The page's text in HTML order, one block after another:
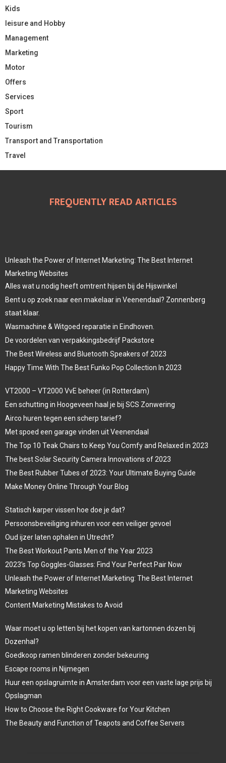
Kids
leisure and Hobby
Management
Marketing
Motor
Offers
Services
Sport
Tourism
Transport and Transportation
Travel
FREQUENTLY READ ARTICLES
Unleash the Power of Internet Marketing: The Best Internet
Marketing Websites
Alles wat u nodig heeft omtrent hijsen bij de Hijswinkel
Bent u op zoek naar een makelaar in Veenendaal? Zonnenberg
staat klaar.
Wasmachine & Witgoed reparatie in Eindhoven.
De voordelen van verpakkingsbedrijf Packstore
The Best Wireless and Bluetooth Speakers of 2023
Happy Time With The Best Funko Pop Collection In 2023
VT2000 – VT2000 VvE beheer (in Rotterdam)
Een schutting in Hoogeveen haal je bij SCS Zonwering
Airco huren tegen een scherp tarief?
Met spoed een garage vinden uit Veenendaal
The Top 10 Teak Chairs to Keep You Comfy and Relaxed in 2023
The best Solar Security Camera Innovations of 2023
The Best Rubber Tubes of 2023: Your Ultimate Buying Guide
Make Money Online Through Your Blog
Statisch karper vissen hoe doe je dat?
Persoonsbeveiliging inhuren voor een veiliger gevoel
Oud ijzer laten ophalen in Utrecht?
The Best Workout Pants Men of the Year 2023
2023’s Top Goggles-Glasses: Find Your Perfect Pair Now
Unleash the Power of Internet Marketing: The Best Internet
Marketing Websites
Content Marketing Mistakes to Avoid
Waar moet u op letten bij het kopen van kartonnen dozen bij
Dozenhal?
Goedkoop ramen blinderen zonder bekeuring
Escape rooms in Nijmegen
Huur een opslagruimte in Amsterdam voor een vaste lage prijs bij
Opslagman
How to Choose the Right Cookware for Your Kitchen
The Beauty and Function of Teapots and Coffee Servers